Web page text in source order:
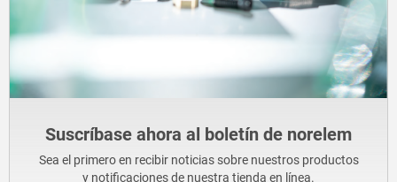
Suscríbase ahora al boletín de norelem
Sea el primero en recibir noticias sobre nuestros productos
y notificaciones de nuestra tienda en línea.